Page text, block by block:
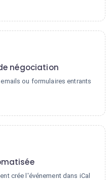
négociation
ou formulaires entrants
crée l'événement dans iCal